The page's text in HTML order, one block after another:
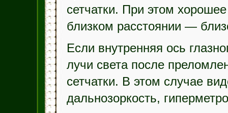
сетчатки. При этом
близком расстоянии —
Если внутренняя ось
лучи света после
сетчатки. В этом случае
дальнозоркость,